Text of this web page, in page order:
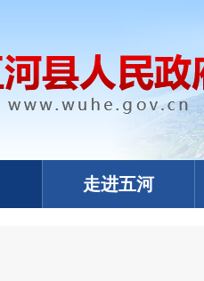
走进五河